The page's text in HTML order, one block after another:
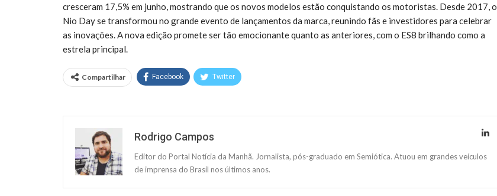
cresceram 17,5% em junho, mostrando que os novos modelos estão conquistando os motoristas. Desde 2017, o
Nio Day se transformou no grande evento de lançamentos da marca, reunindo fãs e investidores para celebrar
as inovações. A nova edição promete ser tão emocionante quanto as anteriores, com o ES8 brilhando como a
estrela principal.
Compartilhar Facebook Twitter
Rodrigo Campos
Editor do Portal Notícia da Manhã. Jornalista, pós-graduado em Semiótica. Atuou em grandes veículos
de imprensa do Brasil nos últimos anos.